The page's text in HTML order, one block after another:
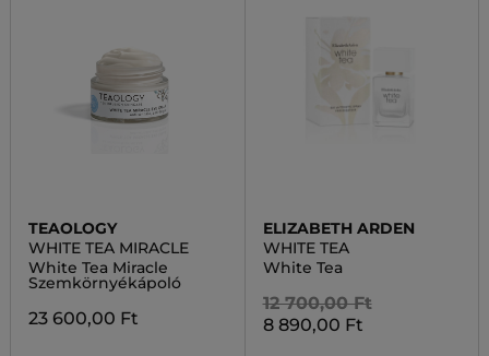
TEAOLOGY
WHITE TEA MIRACLE
White Tea Miracle
Szemkörnyékápoló
23 600,00 Ft
ELIZABETH ARDEN
WHITE TEA
White Tea
12 700,00 Ft
8 890,00 Ft